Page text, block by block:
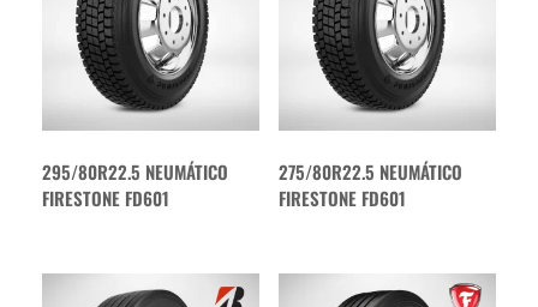
295/80R22.5 NEUMÁTICO
FIRESTONE FD601
275/80R22.5 NEUMÁTICO
FIRESTONE FD601